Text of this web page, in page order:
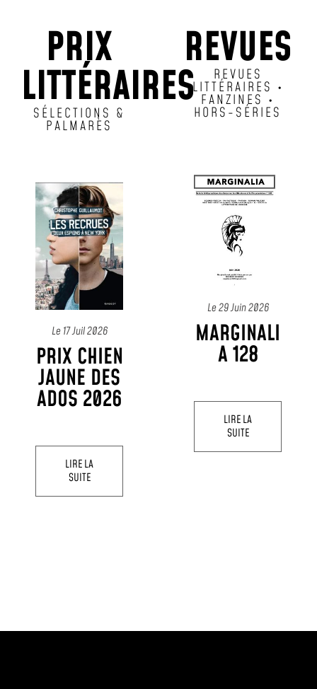
PRIX
LITTÉRAIRES
SÉLECTIONS &
PALMARÈS
Le17 Juil 2026
PRIX CHIEN
JAUNE DES
ADOS 2026
LIRE LA
SUITE
17 Juil 2026
PRIX CHIEN
JAUNE
FUZE
REVUES
REVUES
LITTÉRAIRES •
FANZINES •
HORS-SÉRIES
Le29 Juin 2026
MARGINALI
A 128
LIRE LA
SUITE